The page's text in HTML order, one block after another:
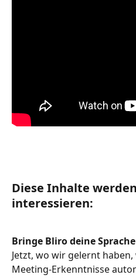
Diese Inhalte
interessieren:
Bringe Bliro deine
Jetzt, wo wir gelernt
Meeting-Erkenntnisse